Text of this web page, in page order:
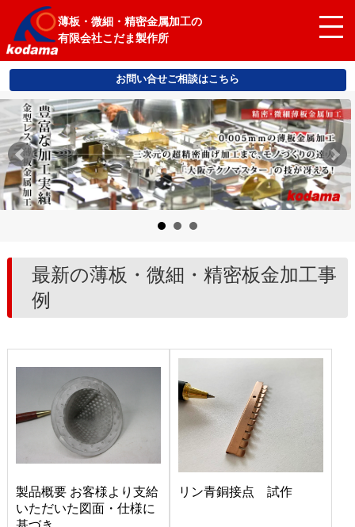
薄板・微細・精密金属加工の
有限会社こだま製作所
お問い合せご相談はこちら
最新の薄板・微細・精密板金加工事
例
製品概要 お客様より支給
いただいた図面・仕様に
リン青銅接点 試作